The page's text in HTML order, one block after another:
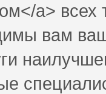
a>
вам